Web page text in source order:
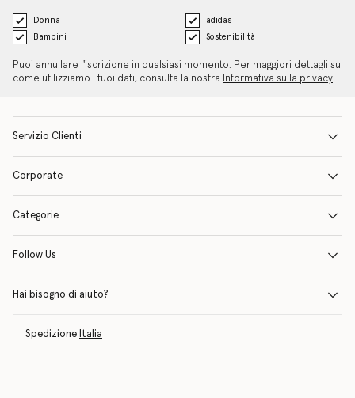
Donna
adidas
Bambini
Sostenibilità
Puoi annullare l'iscrizione in qualsiasi momento. Per maggiori dettagli su
come utilizziamo i tuoi dati, consulta la nostra
Informativa sulla privacy.
Servizio Clienti
Corporate
Categorie
Follow Us
Hai bisogno di aiuto?
Spedizione Italia